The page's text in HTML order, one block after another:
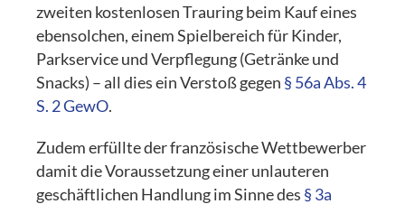
zweiten kostenlosen Trauring beim Kauf eines
ebensolchen, einem Spielbereich für Kinder,
Parkservice und Verpflegung (Getränke und
Snacks) – all dies ein Verstoß gegen § 56a Abs. 4
S. 2 GewO.
Zudem erfüllte der französische Wettbewerber
damit die Voraussetzung einer unlauteren
geschäftlichen Handlung im Sinne des § 3a